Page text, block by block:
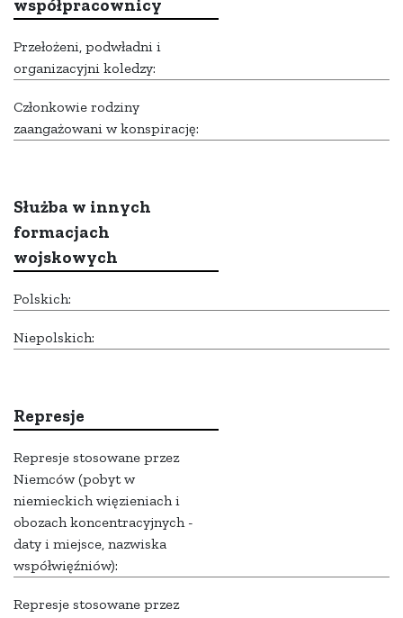
współpracownicy
Przełożeni, podwładni i
organizacyjni koledzy:
Członkowie rodziny
zaangażowani w konspirację:
Służba w innych
formacjach
wojskowych
Polskich:
Niepolskich:
Represje
Represje stosowane przez
Niemców (pobyt w
niemieckich więzieniach i
obozach koncentracyjnych -
daty i miejsce, nazwiska
współwięźniów):
Represje stosowane przez